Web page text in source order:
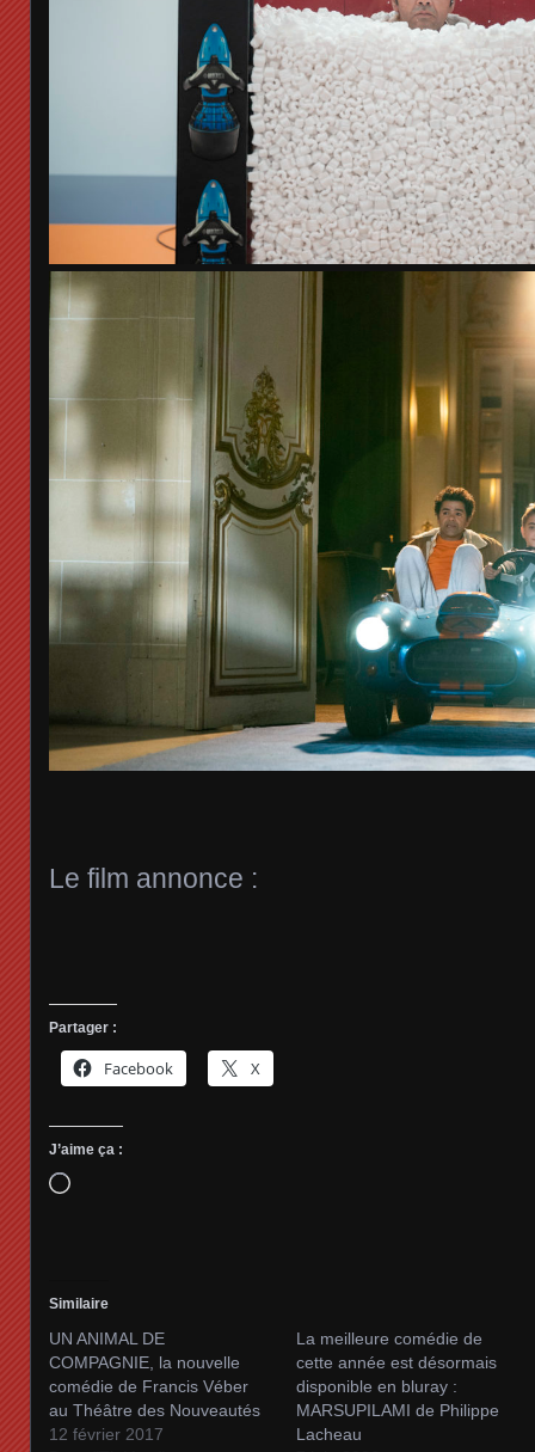
Le film annonce :
Partager :
Facebook X
J’aime ça :
Chargement…
Similaire
UN ANIMAL DE
COMPAGNIE, la nouvelle
comédie de Francis Véber
au Théâtre des Nouveautés
12 février 2017
La meilleure comédie de
cette année est désormais
disponible en bluray :
MARSUPILAMI de Philippe
Lacheau